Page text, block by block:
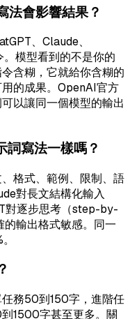
法會影響結果？
、Claude、
模型看到的不是你的
含糊，它就給你含糊的
的成果。OpenAI官方
以讓同一個模型的輸出
寫法一樣嗎？
格式、範例、限制、語
對長文結構化輸入
對逐步思考（step-by-
輸出格式敏感。同一
務50到150字，進階任
1500字甚至更多。關